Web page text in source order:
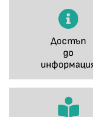
Достъп
до